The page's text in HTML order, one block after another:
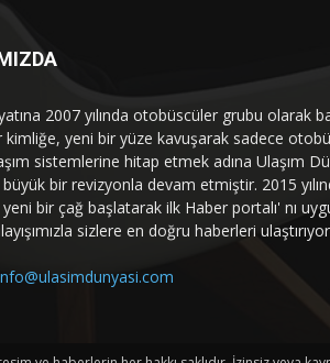
2007 yılında otobüscüler grubu olarak
kimliğe, yeni bir yüze kavuşarak sadece
sistemlerine hitap etmek adına Ulaşım
büyük bir revizyonla devam etmiştir. 2015
yeni bir çağ başlatarak ilk Haber portalı' nı
sizlere en doğru haberleri